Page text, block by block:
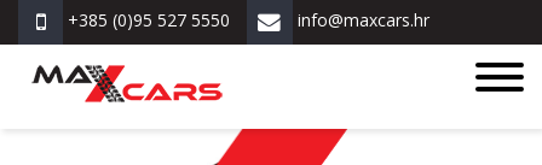
+385 (0)95 527 5550 info@maxcars.hr